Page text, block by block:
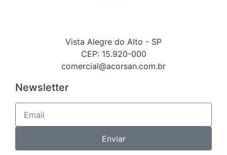
Vista Alegre do Alto - SP
CEP: 15.920-000
comercial@acorsan.com.br
Newsletter
Enviar